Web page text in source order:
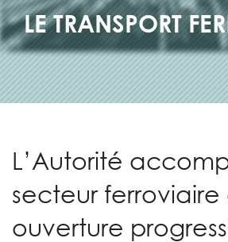
LE TRANSPORT
L’Autorité
secteur ferroviaire
ouverture